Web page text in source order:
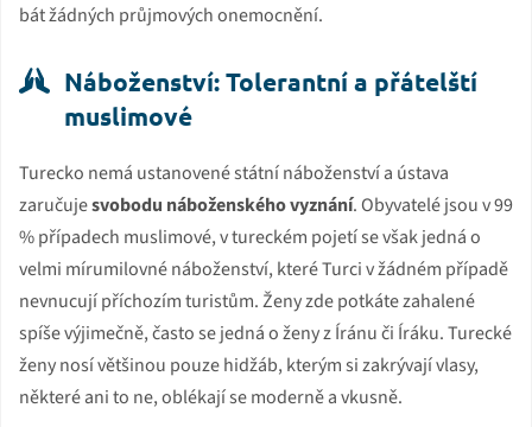
bát žádných průjmových onemocnění.
Náboženství: Tolerantní a přátelští
muslimové
Turecko nemá ustanovené státní náboženství a ústava
zaručujesvobodu náboženského vyznání. Obyvatelé jsou v 99
% případech muslimové, v tureckém pojetí se však jedná o
velmi mírumilovné náboženství, které Turci v žádném případě
nevnucují příchozím turistům. Ženy zde potkáte zahalené
spíše výjimečně, často se jedná o ženy z Íránu či Íráku. Turecké
ženy nosí většinou pouze hidžáb, kterým si zakrývají vlasy,
některé ani to ne, oblékají se moderně a vkusně.